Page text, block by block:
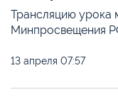
Трансляцию урока
Минпросвещения
13 апреля 07:57